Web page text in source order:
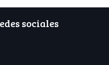
sociales